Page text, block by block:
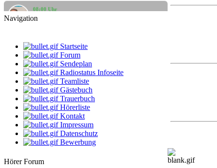
klaus
Gute Laune Musik
Die beste Musik, der beste Mix
14:00 Uhr
dersachse
Volksmusik & Schlager
16:00 Uhr
StarClub
Country Time
18:00 Uhr
Küstenkind
bunte Musikbox
Navigation
Startseite
Forum
Sendeplan
Radiostatus Infoseite
Teamliste
Gästebuch
Trauerbuch
Hörerliste
Kontakt
Impressum
Datenschutz
Bewerbung
Hörer Forum